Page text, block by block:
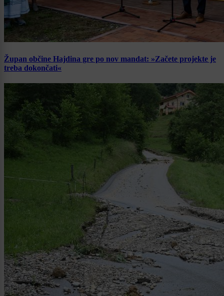
Župan občine Hajdina gre po nov mandat: »Začete projekte je
treba dokončati«